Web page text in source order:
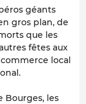
géants
gros plan, de
que les
fêtes aux
local
Bourges, les